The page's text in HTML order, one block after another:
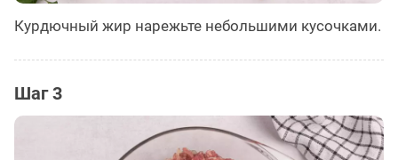
Курдючный жир нарежьте небольшими кусочками.
Шаг 3